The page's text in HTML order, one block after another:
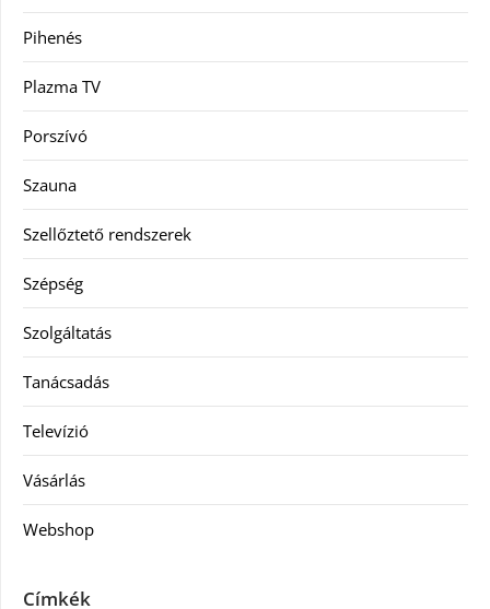
Pihenés
Plazma TV
Porszívó
Szauna
Szellőztető rendszerek
Szépség
Szolgáltatás
Tanácsadás
Televízió
Vásárlás
Webshop
Címkék